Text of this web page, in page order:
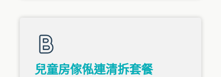
兒童房傢俬連清拆套餐